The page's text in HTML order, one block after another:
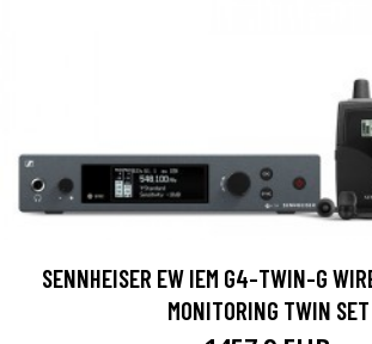
SENNHEISER EW IEM G4-TWIN-G
MONITORING TWIN SET